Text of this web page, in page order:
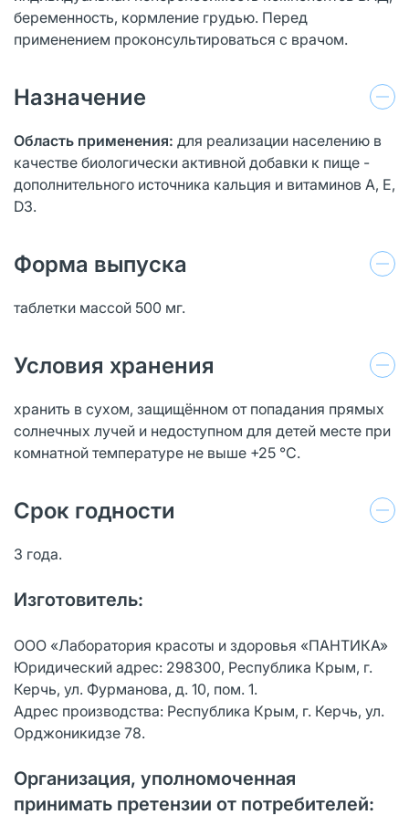
беременность, кормление грудью. Перед
применением проконсультироваться с врачом.
Назначение
Область применения: для реализации населению в
качестве биологически активной добавки к пище -
дополнительного источника кальция и витаминов А, Е,
D3.
Форма выпуска
таблетки массой 500 мг.
Условия хранения
хранить в сухом, защищённом от попадания прямых
солнечных лучей и недоступном для детей месте при
комнатной температуре не выше +25 °С.
Срок годности
3 года.
Изготовитель:
ООО «Лаборатория красоты и здоровья «ПАНТИКА»
Юридический адрес: 298300, Республика Крым, г.
Керчь, ул. Фурманова, д. 10, пом. 1.
Адрес производства: Республика Крым, г. Керчь, ул.
Орджоникидзе 78.
Организация, уполномоченная
принимать претензии от потребителей: